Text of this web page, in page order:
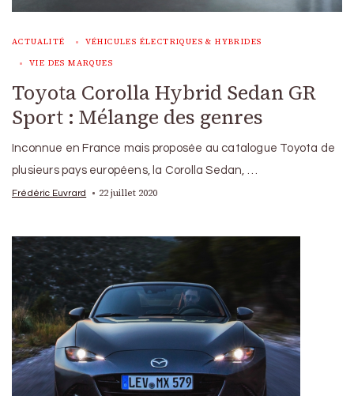
ACTUALITÉ VÉHICULES ÉLECTRIQUES & HYBRIDES
VIE DES MARQUES
Toyota Corolla Hybrid Sedan GR
Sport : Mélange des genres
Inconnue en France mais proposée au catalogue Toyota de
plusieurs pays européens, la Corolla Sedan, …
Frédéric Euvrard 22 juillet 2020